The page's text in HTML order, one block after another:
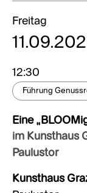
Freitag
12:30
Führung
Eine
im Kunsthaus
Paulustor
Kunsthaus